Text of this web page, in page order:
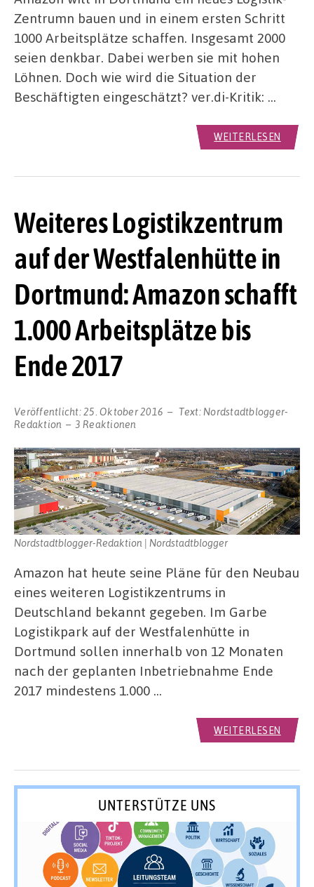
Zentrumn bauen und in einem ersten Schritt
1000 Arbeitsplätze schaffen. Insgesamt 2000
seien denkbar. Dabei werben sie mit hohen
Löhnen. Doch wie wird die Situation der
Beschäftigten eingeschätzt? ver.di-Kritik: …
WEITERLESEN
Weiteres Logistikzentrum
auf der Westfalenhütte in
Dortmund: Amazon schafft
1.000 Arbeitsplätze bis
Ende 2017
Veröffentlicht:25. Oktober 2016 Text: Nordstadtblogger-
Redaktion
3 Reaktionen
Nordstadtblogger-Redaktion | Nordstadtblogger
Amazon hat heute seine Pläne für den Neubau
eines weiteren Logistikzentrums in
Deutschland bekannt gegeben. Im Garbe
Logistikpark auf der Westfalenhütte in
Dortmund sollen innerhalb von 12 Monaten
nach der geplanten Inbetriebnahme Ende
2017 mindestens 1.000 …
WEITERLESEN
UNTERSTÜTZE UNS